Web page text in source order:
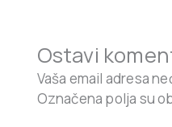
Ostavi
Vaša email adresa
Označena polja su